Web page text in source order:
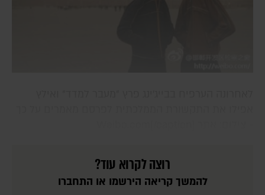
רוצה לקרוא עוד?
להמשך קריאה הירשמו או התחברו